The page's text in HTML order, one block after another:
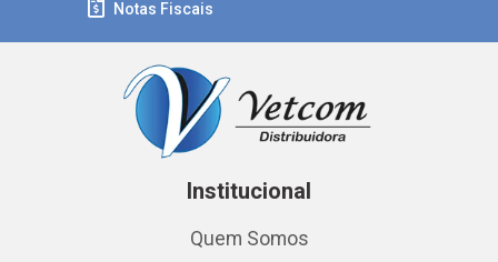
Notas Fiscais
Institucional
Quem Somos